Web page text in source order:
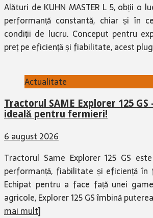
Alături de KUHN MASTER L 5, obții o
performanță constantă, chiar și în
condiții de lucru. Conceput pentru
preț pe eficiență și fiabilitate, acest plug
Actualitate
Tractorul SAME Explorer 125 GS
ideală pentru fermieri!
6 august 2026
Tractorul Same Explorer 125 GS
performanță, fiabilitate și eficiență în
Echipat pentru a face față unei
agricole, Explorer 125 GS îmbină
mai mult]